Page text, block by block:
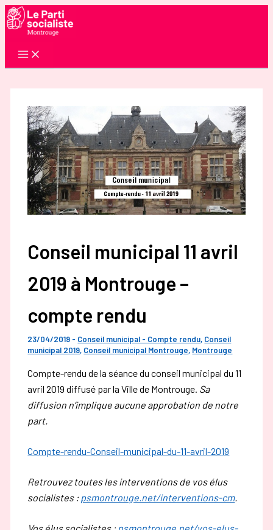
Aller
au
Conseil municipal 11 avril
2019 à Montrouge –
compte rendu
23/04/2019 - Conseil municipal - Compte rendu, Conseil
municipal 2019, Conseil municipal Montrouge, Montrouge
Compte-rendu de la séance du conseil municipal du 11
avril 2019 diffusé par la Ville de Montrouge. Sa
diffusion n’implique aucune approbation de notre
part.
Compte-rendu-Conseil-municipal-du-11-avril-2019
Retrouvez toutes les interventions de vos élus
socialistes :psmontrouge.net/interventions-cm.